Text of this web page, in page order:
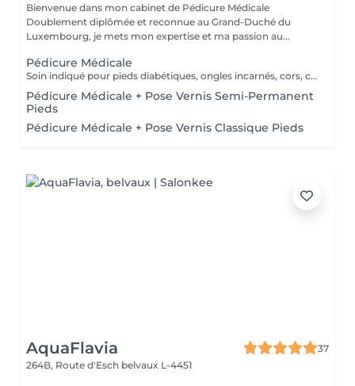
Bienvenue dans mon cabinet de Pédicure Médicale
Doublement diplômée et reconnue au Grand-Duché du
Luxembourg, je mets mon expertise et ma passion au...
Pédicure Médicale
Soin indiqué pour pieds diabétiques, ongles incarnés, cors, callosités, crevasse et mycoses. Un supplément de 10€ será demandé en cas des grosses callosités.
Pédicure Médicale + Pose Vernis Semi-Permanent
Pieds
Pédicure Médicale + Pose Vernis Classique Pieds
AquaFlavia
37
264B, Route d'Esch belvaux L-4451